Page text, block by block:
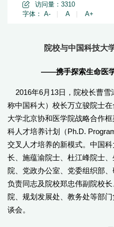
访问量： 3310
字体： A- A A+
院校与中国科技大
——携手探索生命医
2016年6月13日，院校长曹雪
称中国科大）校长万立骏院士
大学北京协和医学院战略合作
科人才培养计划（Ph.D.
交叉人才培养的新模式。中国
长、施蕴渝院士、杜江峰院士
院、党政办公室、党委组织部
负责同志及院校郑忠伟副院校
院、规划发展处、教务处等部
谈会。